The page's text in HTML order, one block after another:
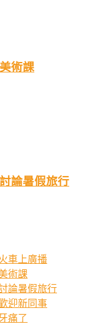
術課
論暑假旅行
車上廣播
術課
論暑假旅行
迎新同事
痛了